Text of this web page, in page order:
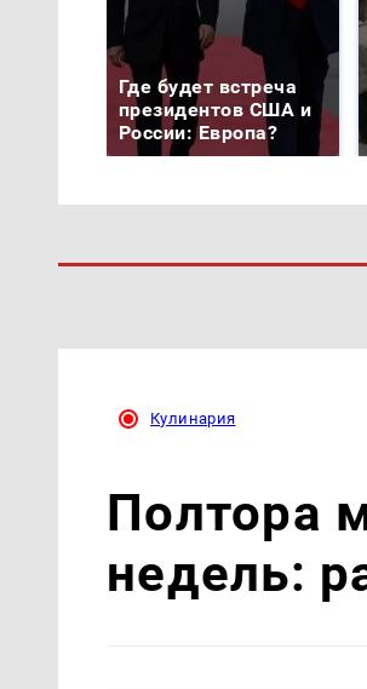
Где будет встреча
президентов США и
России: Европа?
Кулинария
Полтора
недель: